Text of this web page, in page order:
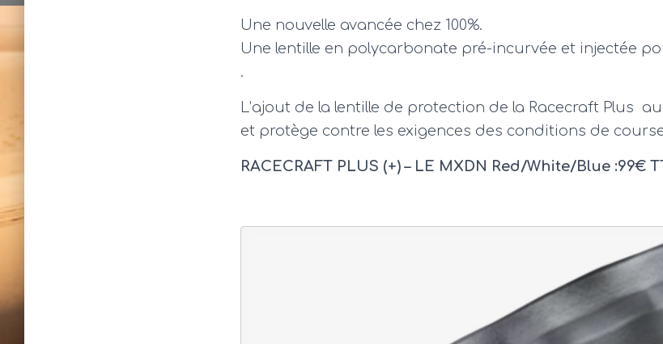
Une nouvelle avancée chez 100%.
Une lentille en polycarbonate pré-incurvée et injectée
.
L’ajout de la lentille de protection de la Racecraft Plus
et protège contre les exigences des conditions de
RACECRAFT PLUS (+) – LE MXDN Red/White/Blue :99€